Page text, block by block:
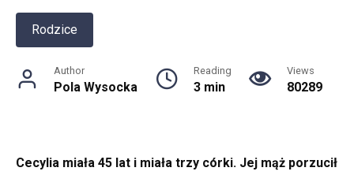
Rodzice
Author
Pola Wysocka
Reading
3 min
Views
80289
Cecylia miała 45 lat i miała trzy córki. Jej mąż porzucił